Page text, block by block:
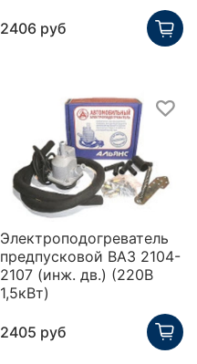
2406 руб
Электроподогреватель
предпусковой ВАЗ 2104-
2107 (инж. дв.) (220В
1,5кВт)
2405 руб